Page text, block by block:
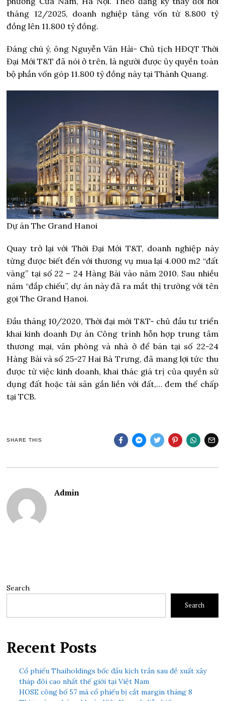
tháng 12/2025, doanh nghiệp tăng vốn từ 8.800 tỷ
đồng lên 11.800 tỷ đồng.
Đáng chú ý, ông Nguyễn Văn Hải- Chủ tịch HĐQT Thời
Đại Mới T&T đã nói ở trên, là người được ủy quyền toàn
bộ phần vốn góp 11.800 tỷ đồng này tại Thành Quang.
Dự án The Grand Hanoi
Quay trở lại với Thời Đại Mới T&T, doanh nghiệp này
từng được biết đến với thương vụ mua lại 4.000 m2 “đất
vàng” tại số 22 – 24 Hàng Bài vào năm 2010. Sau nhiều
năm “đắp chiếu”, dự án này đã ra mắt thị trường với tên
gọi The Grand Hanoi.
Đầu tháng 10/2020, Thời đại mới T&T- chủ đầu tư triển
khai kinh doanh Dự án Công trình hỗn hợp trung tâm
thương mại, văn phòng và nhà ở để bán tại số 22-24
Hàng Bài và số 25-27 Hai Bà Trưng, đã mang lợi tức thu
được từ việc kinh doanh, khai thác giá trị của quyền sử
dụng đất hoặc tài sản gắn liền với đất,… đem thế chấp
tại TCB.
SHARE THIS
Admin
Search
Search
Recent Posts
Cổ phiếu Thaiholdings bốc đầu kịch trần sau đề xuất xây
tháp đôi cao nhất thế giới tại Việt Nam
HOSE công bố 57 mã cổ phiếu bị cắt margin tháng 8